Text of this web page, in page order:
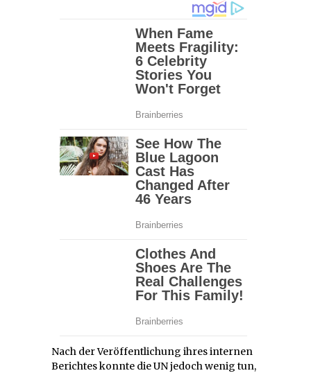
Nach der Veröffentlichung ihres internen
Berichtes konnte die UN jedoch wenig tun,